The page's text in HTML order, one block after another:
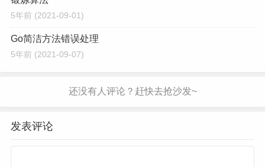
5年前 (2021-09-01)
Go简洁方法错误处理
5年前 (2021-09-07)
发表评论